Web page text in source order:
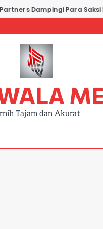
Dampingi Para Saksi
Tajam dan Akurat